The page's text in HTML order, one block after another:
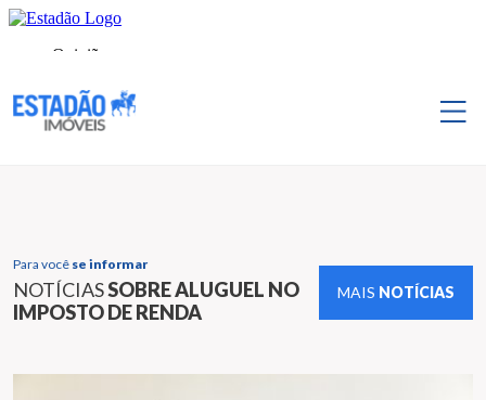
Para você se informar
NOTÍCIASSOBRE ALUGUEL NO
IMPOSTO DE RENDA
MAIS NOTÍCIAS